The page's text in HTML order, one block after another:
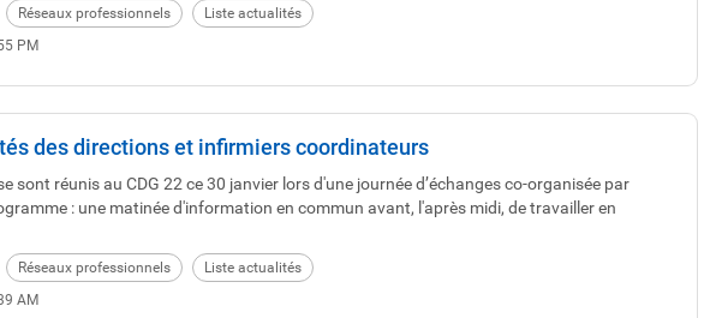
Réseaux professionnels
Liste actualités
PM
des directions et infirmiers coordinateurs
sont réunis au CDG 22 ce 30 janvier lors d'une journée d’échanges co-organisée par
: une matinée d'information en commun avant, l'après midi, de travailler en
Réseaux professionnels
Liste actualités
AM